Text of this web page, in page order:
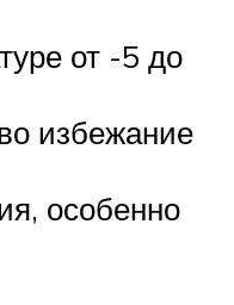
от -5 до
избежание
особенно